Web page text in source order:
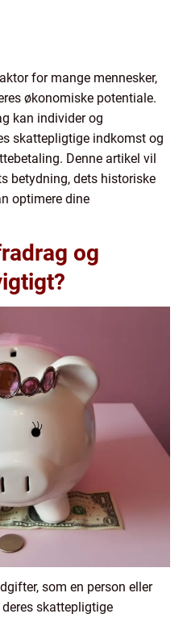
for mange mennesker,
økonomiske potentiale.
kan individer og
skattepligtige indkomst og
Denne artikel vil
betydning, dets historiske
optimere dine
og
som en person eller
skattepligtige